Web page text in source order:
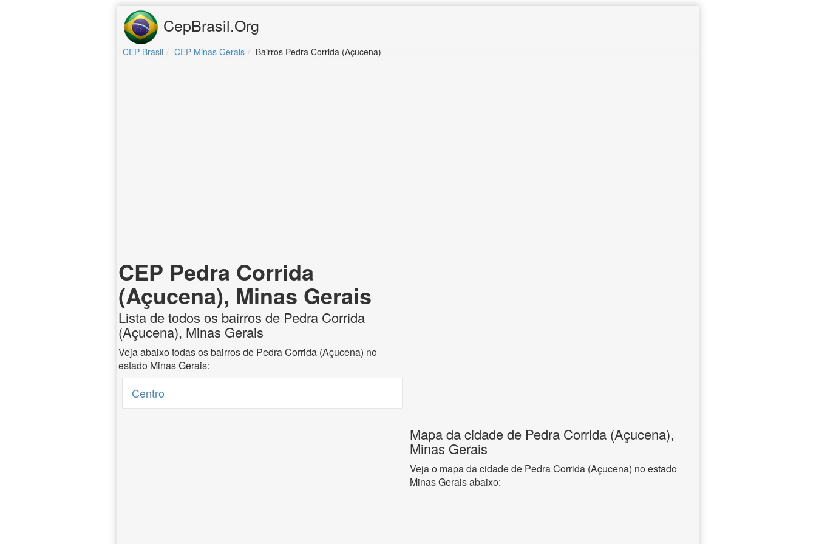
CepBrasil.Org
CEP Brasil CEP Minas Gerais Bairros Pedra Corrida (Açucena)
CEP Pedra Corrida
(Açucena), Minas Gerais
Lista de todos os bairros de Pedra Corrida
(Açucena), Minas Gerais
Veja abaixo todas os bairros de Pedra Corrida (Açucena) no
estado Minas Gerais:
Centro
Mapa da cidade de Pedra Corrida (Açucena),
Minas Gerais
Veja o mapa da cidade de Pedra Corrida (Açucena) no estado
Minas Gerais abaixo: